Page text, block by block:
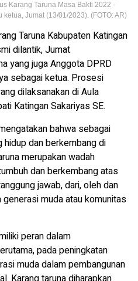
Karang Taruna Masa Bakti 2022 -
Jumat (13/01/2023). (FOTO: AR)
Taruna Kabupaten Katingan
dilantik, Jumat
yang juga Anggota DPRD
sebagai ketua. Prosesi
dilaksanakan di Aula
Katingan Sakariyas SE.
bahwa sebagai
dan berkembang di
merupakan wadah
dan berkembang atas
jawab, dari, oleh dan
muda atau komunitas
peran dalam
pada peningkatan
muda dalam pembangunan